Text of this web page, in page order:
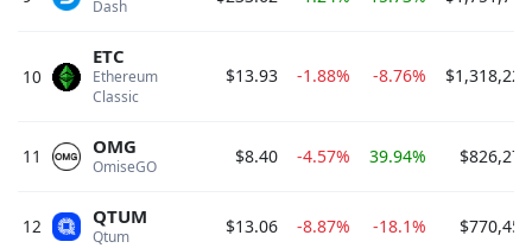
Dash
10
Ethereum
Classic
ETC
$13.93 -1.88% -8.76%
11 OmiseGO
OMG $8.40 -4.57% 39.94%
12 Qtum
QTUM $13.06 -8.87% -18.1%